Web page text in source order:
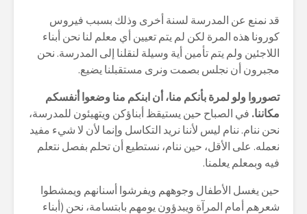
قد نمنع عن المدرسة لسنة أخرى وذلك بسبب فيروس
كورونا هذه المرة لكن لم يتم تعيين أي معلم لنا نحن أبناء
اللاجئين ولم يتم تأمين أية وسيلة لنقلنا إلى المدرسة. نحن
مجبرون أن نجلس بصمت ونرى مستقبلنا يضيع.
تصوروا ولو لمرة بأنكم منا، أن ابنكم منا وضعوا أنفسكم
مكاننا. في الصباح حين يستيقظ أبناؤكن ويتهيئون للمدرسة،
نحن ننام. ننام ليس لأننا نريد التكاسل وإنما لأن لا شيء مفيد
نعمله. على الأقل، حين ننام، نستطيع أن تحلم بفصل نتعلم
فيه وبمعلم يعلمنا.
حين يغسل الأطفال وجوههم ويفرشوا أسنانهم ويمشطوا
شعرهم أمام المرآة ويبدؤون يومهم بابتسامة، نحن (أبناء